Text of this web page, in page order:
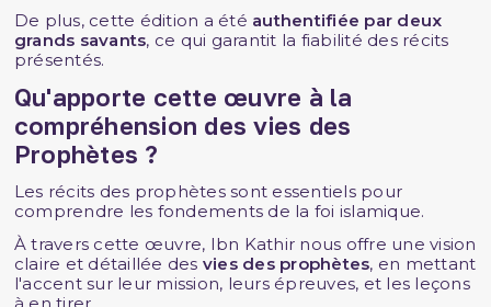
De plus, cette édition a été authentifiée par deux
grands savants, ce qui garantit la fiabilité des récits
présentés.
Qu'apporte cette œuvre à la
compréhension des vies des
Prophètes ?
Les récits des prophètes sont essentiels pour
comprendre les fondements de la foi islamique.
À travers cette œuvre, Ibn Kathir nous offre une vision
claire et détaillée des vies des prophètes, en mettant
l'accent sur leur mission, leurs épreuves, et les leçons